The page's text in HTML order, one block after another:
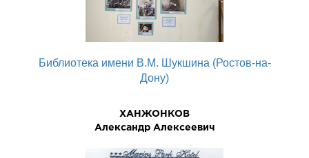
Библиотека имени В.М. Шукшина (Ростов-на-
Дону)
ХАНЖОНКОВ
Александр Алексеевич